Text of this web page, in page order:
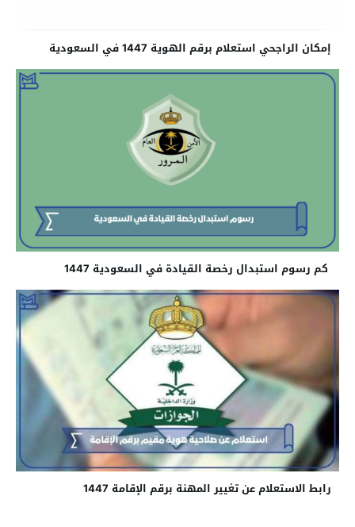
إمكان الراجحي استعلام برقم الهوية 1447 في السعودية
كم رسوم استبدال رخصة القيادة في السعودية 1447
رابط الاستعلام عن تغيير المهنة برقم الإقامة 1447